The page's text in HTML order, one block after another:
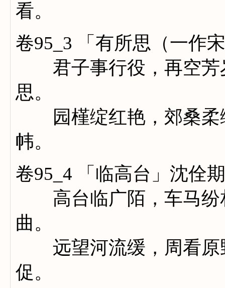
看。
卷95_3 「有所思（一作
君子事行役，再空芳
思。
园槿绽红艳，郊桑柔
帏。
卷95_4 「临高台」沈佺期
高台临广陌，车马纷
曲。
远望河流缓，周看原
促。